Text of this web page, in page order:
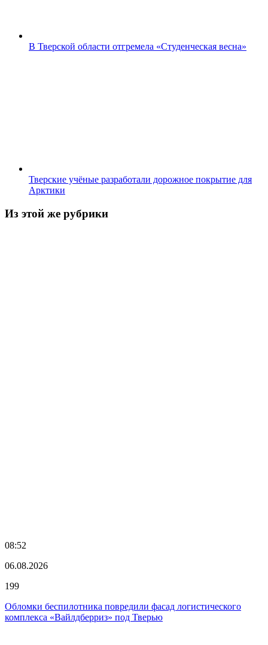
В Тверской области отгремела «Студенческая весна»
Тверские учёные разработали дорожное покрытие для
Арктики
Из этой же рубрики
08:52
06.08.2026
199
Обломки беспилотника повредили фасад логистического
комплекса «Вайлдберриз» под Тверью